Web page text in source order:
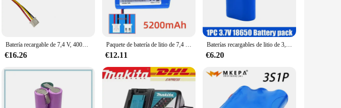
Batería recargable de 7,4 V, 4000mAh, 18650, 2S2P, para Altavoz Bluetooth, luz Solar, Monitor + placa protectora, enchufe de XH2.54-3P
€16.26
Paquete de batería de litio de 7,4 V, 18650 mAh, alta corriente, 5200 V, recargable, luz LED de pesca (PH2.0/XH2.54), enchufe
€12.11
Baterías recargables de litio de 3,7 V, 18650, 12000mAh, para herramientas eléctricas con luz LED, equipo de seguridad de juguete, Altavoz Bluetooth
€6.20